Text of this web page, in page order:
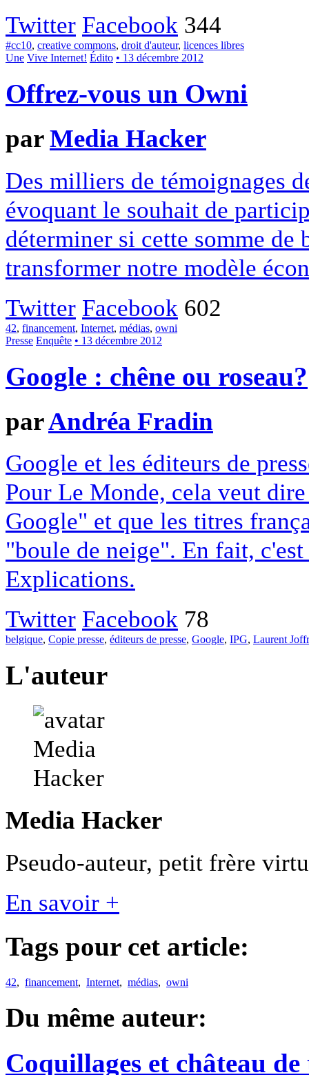
Twitter Facebook 344
#cc10, creative commons, droit d'auteur, licences libres
Une Vive Internet! Édito • 13 décembre 2012
Offrez-vous un Owni
parMedia Hacker
Des milliers de témoignages
évoquant le souhait de
déterminer si cette somme
transformer notre modèle
Twitter Facebook 602
42, financement, Internet, médias, owni
Presse Enquête • 13 décembre 2012
Google : chêne ou roseau?
parAndréa Fradin
Google et les éditeurs de
Pour Le Monde, cela veut
Google" et que les titres
"boule de neige". En fait,
Explications.
Twitter Facebook 78
belgique, Copie presse, éditeurs de presse, Google, IPG, Laurent
L'auteur
Media Hacker
Pseudo-auteur, petit frère
En savoir +
Tags pour cet article:
42, financement, Internet, médias, owni
Du même auteur:
Coquillages et château de